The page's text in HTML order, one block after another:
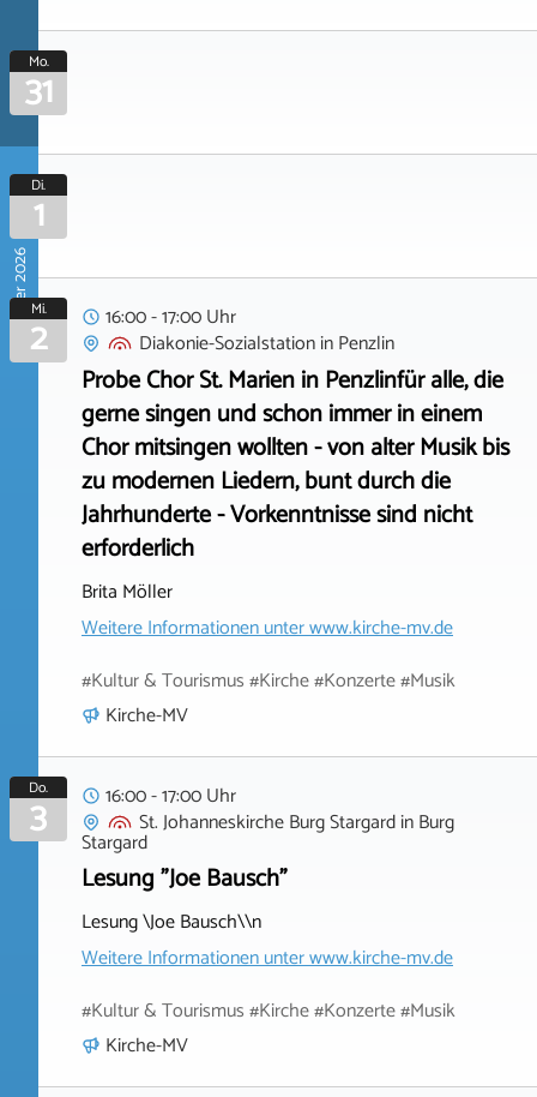
Mo.
31
September 2026
Di.
1
Mi.
2
16:00 - 17:00 Uhr
Diakonie-SozialstationinPenzlin
Probe Chor St. Marien in Penzlinfür alle, die
gerne singen und schon immer in einem
Chor mitsingen wollten - von alter Musik bis
zu modernen Liedern, bunt durch die
Jahrhunderte - Vorkenntnisse sind nicht
erforderlich
Brita Möller
Weitere Informationen unterwww.kirche-mv.de
#Kultur & Tourismus #Kirche #Konzerte #Musik
Kirche-MV
Do.
3
16:00 - 17:00 Uhr
St. Johanneskirche Burg StargardinBurg
Stargard
Lesung "Joe Bausch"
Lesung \Joe Bausch\\n
Weitere Informationen unterwww.kirche-mv.de
#Kultur & Tourismus #Kirche #Konzerte #Musik
Kirche-MV